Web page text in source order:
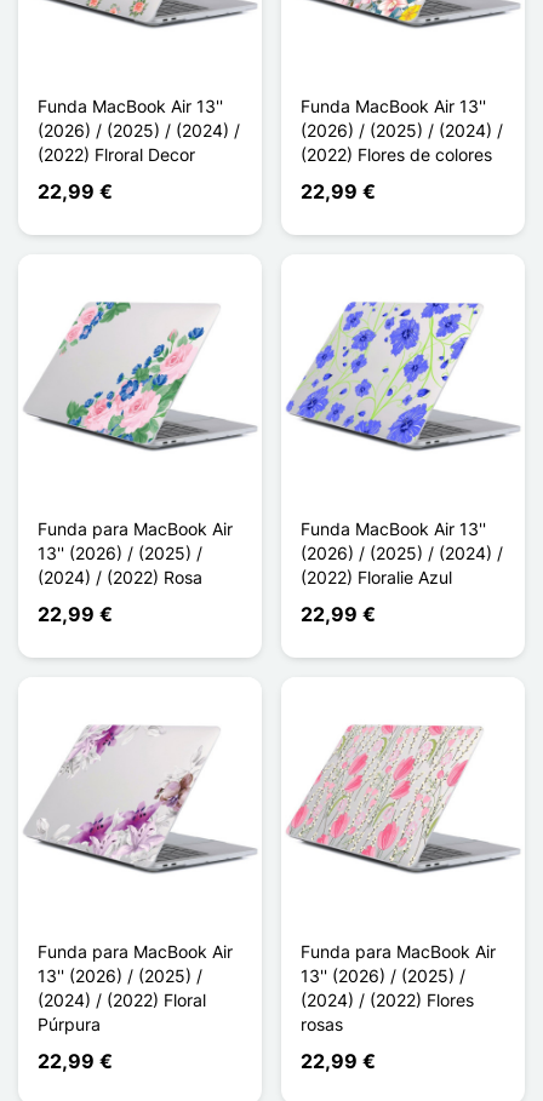
Funda MacBook Air 13''
(2026) / (2025) / (2024) /
(2022) Flroral Decor
22,99 €
Funda MacBook Air 13''
(2026) / (2025) / (2024) /
(2022) Flores de colores
22,99 €
Funda para MacBook Air
13'' (2026) / (2025) /
(2024) / (2022) Rosa
22,99 €
Funda MacBook Air 13''
(2026) / (2025) / (2024) /
(2022) Floralie Azul
22,99 €
Funda para MacBook Air
13'' (2026) / (2025) /
(2024) / (2022) Floral
Púrpura
22,99 €
Funda para MacBook Air
13'' (2026) / (2025) /
(2024) / (2022) Flores
rosas
22,99 €